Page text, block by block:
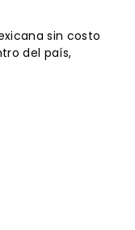
sin costo
del país,